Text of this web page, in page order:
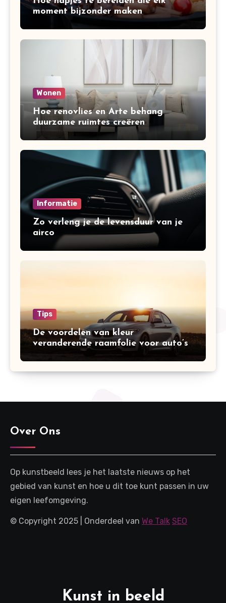
moment bijzonder maken
Wonen
Hoe renovlies en Arte behang
duurzame ruimtes creëren
Informatie
Zo verleng je de levensduur van je
airco
Tips
De voordelen van kleur
veranderende raamfolie voor auto’s
Over Ons
Op kunstbeeld lees je het laatste nieuws op het
gebied van kunst en hoe u dit toe kunt passen in uw
eigen leefomgeving.
© Copyright 2025 | Onderdeel van We Talk SEO
Kunst in beeld